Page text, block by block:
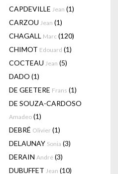
CAPDEVILLE Jean (1)
CARZOU Jean (1)
CHAGALL Marc (120)
CHIMOT Edouard (1)
COCTEAU Jean (5)
DADO (1)
DE GEETERE Frans (1)
DE SOUZA-CARDOSO
Amadeo (1)
DEBRÉ Olivier (1)
DELAUNAY Sonia (3)
DERAIN André (3)
DUBUFFET Jean (10)